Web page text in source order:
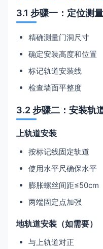
3.1 步骤一：定位测量
精确测量门洞尺寸
确定安装高度和位置
标记轨道安装线
检查墙面平整度
3.2 步骤二：安装轨
上轨道安装
按标记线固定轨道
使用水平尺确保水平
膨胀螺丝间距≤50cm
两端固定点加强
地轨道安装（如需要）
与上轨道对正